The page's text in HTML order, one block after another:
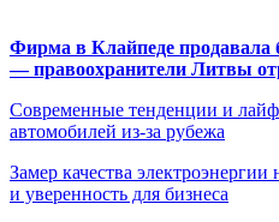
Фирма в Клайпеде продавала
— правоохранители Литвы
Современные тенденции и
автомобилей из-за рубежа
Замер качества электроэнергии
и уверенность для бизнеса